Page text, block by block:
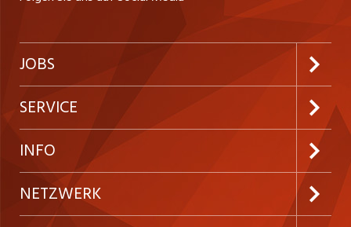
JOBS
Jobabo abonnieren
Neue Stellen
Festanstellungen
Temporäre Jobs
SERVICE
Kundenlogin
Inserieren
Firmen
INFO
Preise und Leistungen
NETZWERK